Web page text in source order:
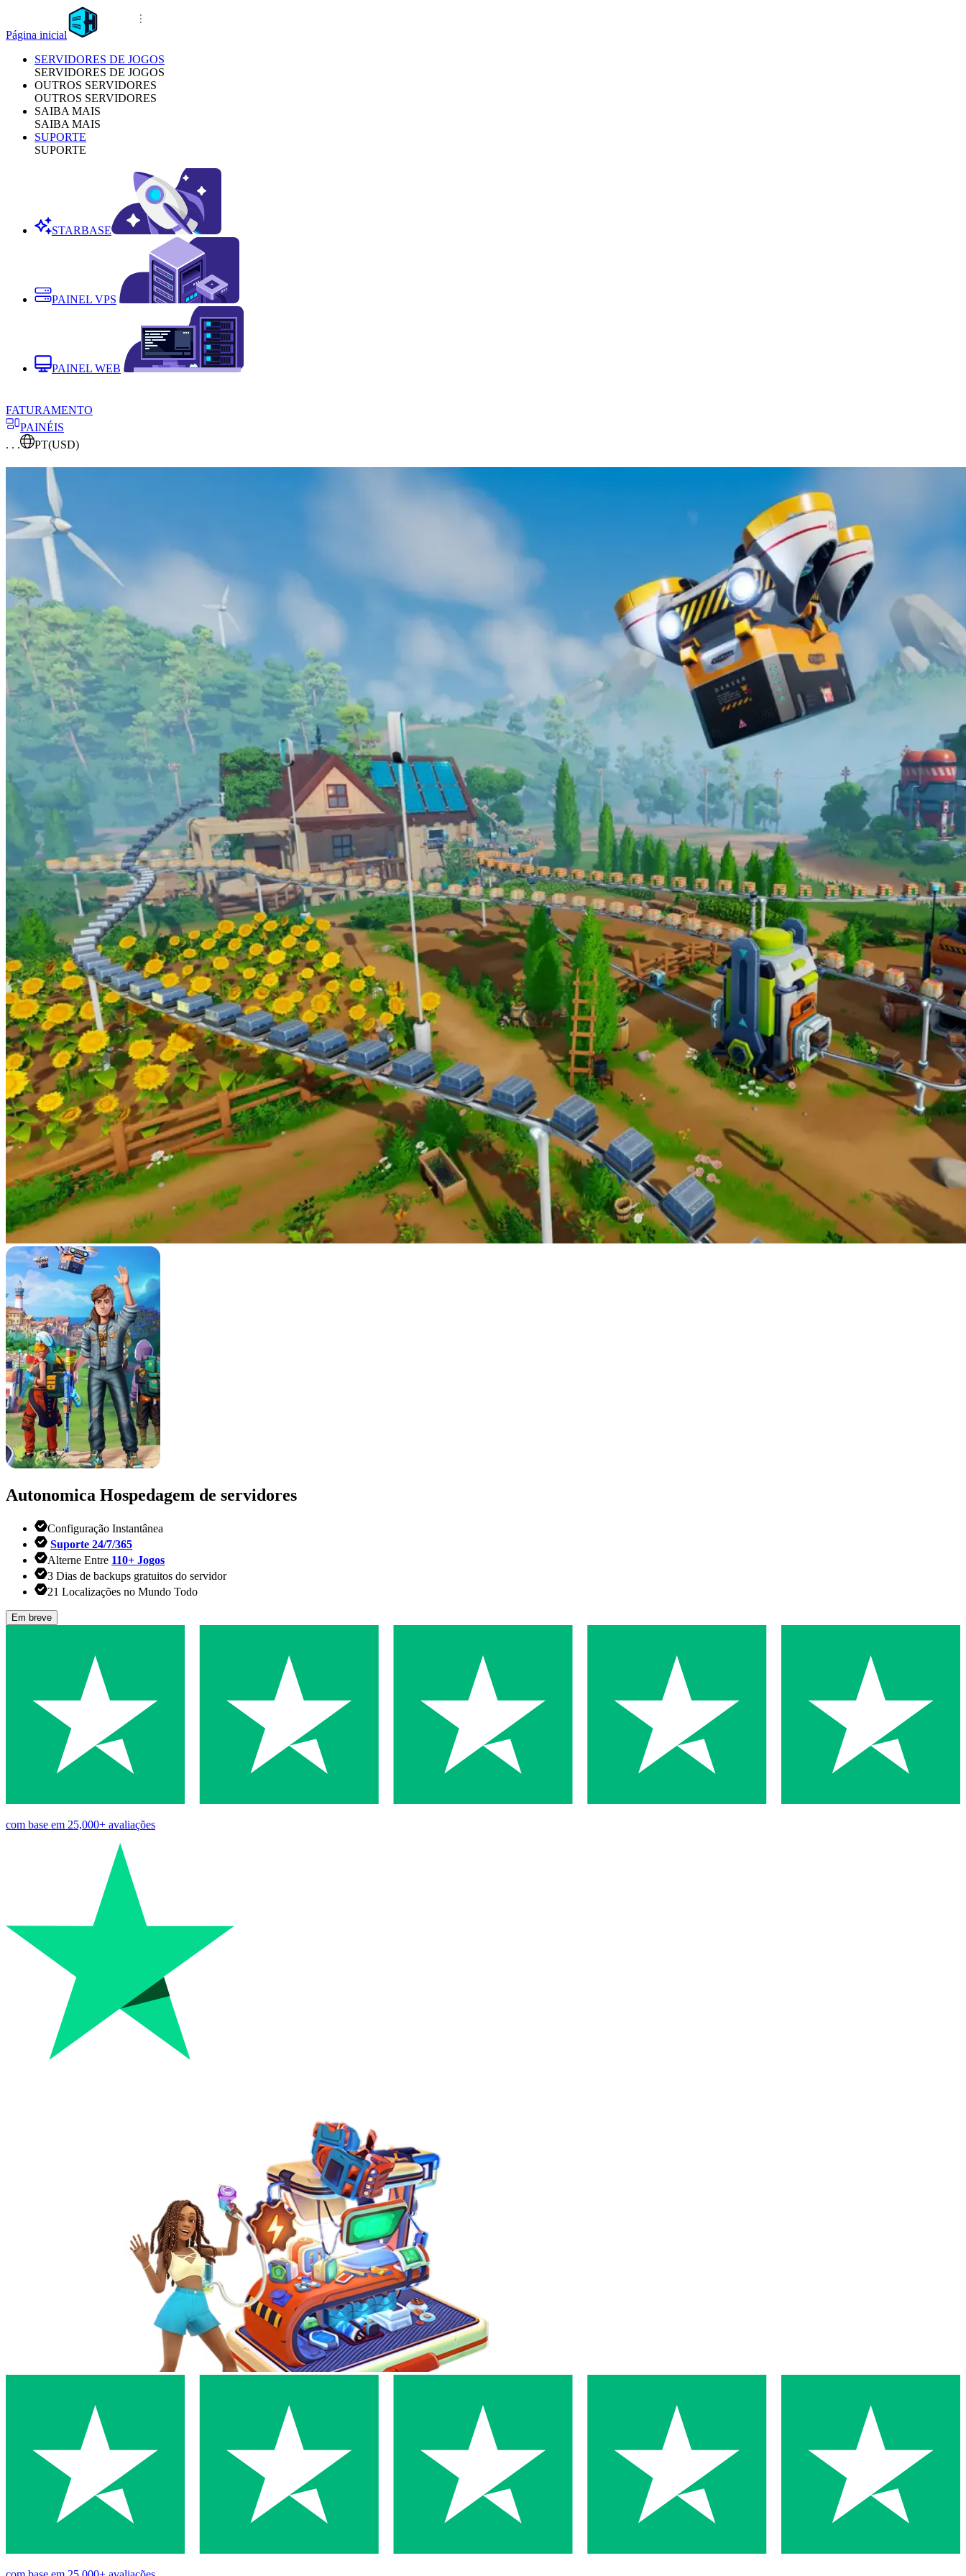
Página inicial
SERVIDORES DE JOGOS
SERVIDORES DE JOGOS
OUTROS SERVIDORES
OUTROS SERVIDORES
SAIBA MAIS
SAIBA MAIS
SUPORTE
SUPORTE
STARBASE
PAINEL VPS
PAINEL WEB
FATURAMENTO
PAINÉIS
. . .
PT(USD)
Autonomica Hospedagem de servidores
Configuração Instantânea
Suporte 24/7/365
Alterne Entre 110+ Jogos
3 Dias de backups gratuitos do servidor
21 Localizações no Mundo Todo
Em breve
com base em 25,000+ avaliações